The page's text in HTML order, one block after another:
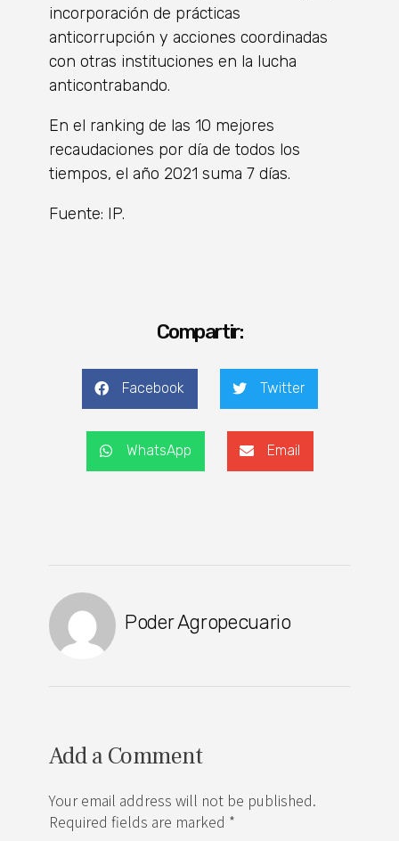
incorporación de prácticas
anticorrupción y acciones coordinadas
con otras instituciones en la lucha
anticontrabando.
En el ranking de las 10 mejores
recaudaciones por día de todos los
tiempos, el año 2021 suma 7 días.
Fuente: IP.
Compartir:
Facebook Twitter
WhatsApp Email
Poder Agropecuario
Add a Comment
Your email address will not be published.
Required fields are marked *